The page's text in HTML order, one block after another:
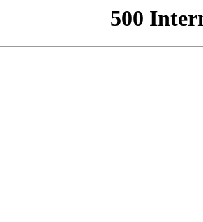
500